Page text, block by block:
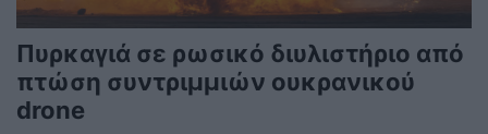
Πυρκαγιά σε ρωσικό διυλιστήριο από
πτώση συντριμμιών ουκρανικού
drone